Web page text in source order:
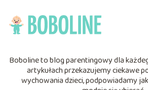
Boboline to blog parentingowy dla
artykułach przekazujemy ciekawe
wychowania dzieci, podpowiadamy